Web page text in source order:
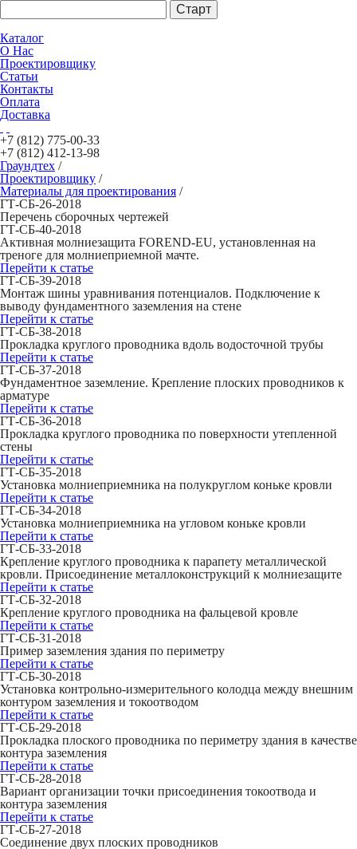
Каталог
О Нас
Проектировщику
Статьи
Контакты
Оплата
Доставка
+7 (812) 775-00-33
+7 (812) 412-13-98
Граундтех /
Проектировщику /
Материалы для проектирования /
ГТ-СБ-26-2018
Перечень сборочных чертежей
ГТ-СБ-40-2018
Активная молниезащита FOREND-EU, установленная на
треноге для молниеприемной мачте.
Перейти к статье
ГТ-СБ-39-2018
Монтаж шины уравнивания потенциалов. Подключение к
выводу фундаментного заземления на стене
Перейти к статье
ГТ-СБ-38-2018
Прокладка круглого проводника вдоль водосточной трубы
Перейти к статье
ГТ-СБ-37-2018
Фундаментное заземление. Крепление плоских проводников к
арматуре
Перейти к статье
ГТ-СБ-36-2018
Прокладка круглого проводника по поверхности утепленной
стены
Перейти к статье
ГТ-СБ-35-2018
Установка молниеприемника на полукруглом коньке кровли
Перейти к статье
ГТ-СБ-34-2018
Установка молниеприемника на угловом коньке кровли
Перейти к статье
ГТ-СБ-33-2018
Крепление круглого проводника к парапету металлической
кровли. Присоединение металлоконструкций к молниезащите
Перейти к статье
ГТ-СБ-32-2018
Крепление круглого проводника на фальцевой кровле
Перейти к статье
ГТ-СБ-31-2018
Пример заземления здания по периметру
Перейти к статье
ГТ-СБ-30-2018
Установка контрольно-измерительного колодца между внешним
контуром заземления и токоотводом
Перейти к статье
ГТ-СБ-29-2018
Прокладка плоского проводника по периметру здания в качестве
контура заземления
Перейти к статье
ГТ-СБ-28-2018
Вариант организации точки присоединения токоотвода и
контура заземления
Перейти к статье
ГТ-СБ-27-2018
Соединение двух плоских проводников